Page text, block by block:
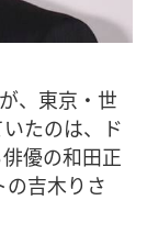
、東京・世
たのは、ド
優の和田正
吉木りさ